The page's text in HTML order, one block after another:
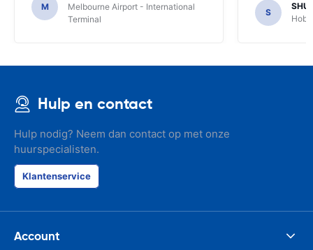
M
Melbourne Airport - International
Terminal
S
Hulp en contact
Hulp nodig? Neem dan contact op met onze
huurspecialisten.
Klantenservice
Account